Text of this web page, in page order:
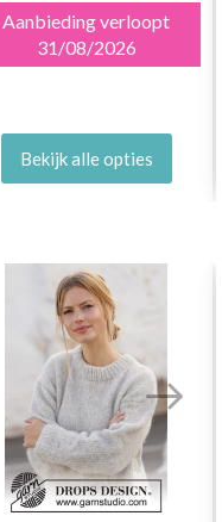
Aanbieding verloopt
31/08/2026
Bekijk alle opties